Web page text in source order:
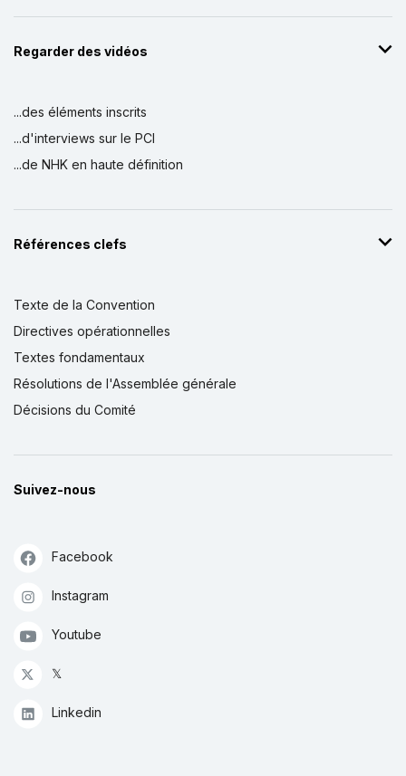
Regarder des vidéos
...des éléments inscrits
...d'interviews sur le PCI
...de NHK en haute définition
Références clefs
Texte de la Convention
Directives opérationnelles
Textes fondamentaux
Résolutions de l'Assemblée générale
Décisions du Comité
Suivez-nous
Facebook
Instagram
Youtube
𝕏
Linkedin